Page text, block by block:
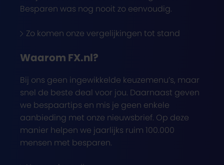
Besparen was nog nooit zo eenvoudig.
Zo komen onze vergelijkingen tot stand
Waarom FX.nl?
Bij ons geen ingewikkelde keuzemenu’s, maar
snel de beste deal voor jou. Daarnaast geven
we bespaartips en mis je geen enkele
aanbieding met onze nieuwsbrief. Op deze
manier helpen we jaarlijks ruim 100.000
mensen met besparen.